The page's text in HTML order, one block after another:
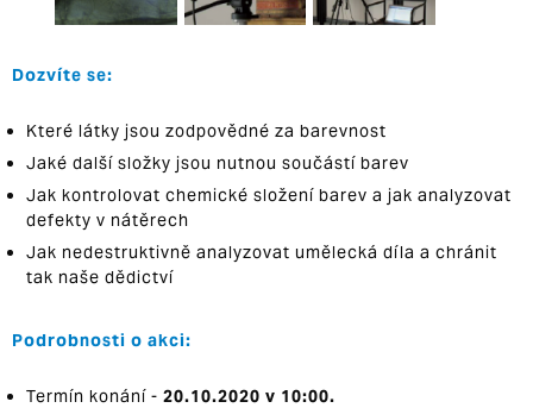
Dozvíte se:
Které látky jsou zodpovědné za barevnost
Jaké další složky jsou nutnou součástí barev
Jak kontrolovat chemické složení barev a jak analyzovat
defekty v nátěrech
Jak nedestruktivně analyzovat umělecká díla a chránit
tak naše dědictví
Podrobnosti o akci:
Termín konání - 20.10.2020 v 10:00.